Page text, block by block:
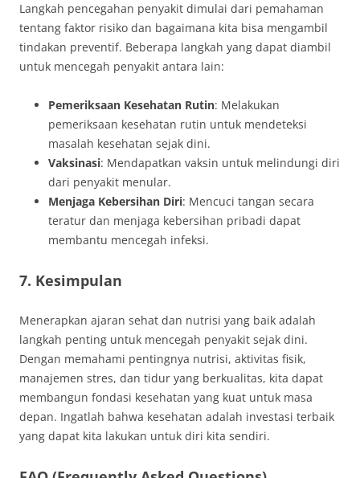
Langkah pencegahan penyakit dimulai dari pemahaman
tentang faktor risiko dan bagaimana kita bisa mengambil
tindakan preventif. Beberapa langkah yang dapat diambil
untuk mencegah penyakit antara lain:
Pemeriksaan Kesehatan Rutin: Melakukan
pemeriksaan kesehatan rutin untuk mendeteksi
masalah kesehatan sejak dini.
Vaksinasi: Mendapatkan vaksin untuk melindungi diri
dari penyakit menular.
Menjaga Kebersihan Diri: Mencuci tangan secara
teratur dan menjaga kebersihan pribadi dapat
membantu mencegah infeksi.
7. Kesimpulan
Menerapkan ajaran sehat dan nutrisi yang baik adalah
langkah penting untuk mencegah penyakit sejak dini.
Dengan memahami pentingnya nutrisi, aktivitas fisik,
manajemen stres, dan tidur yang berkualitas, kita dapat
membangun fondasi kesehatan yang kuat untuk masa
depan. Ingatlah bahwa kesehatan adalah investasi terbaik
yang dapat kita lakukan untuk diri kita sendiri.